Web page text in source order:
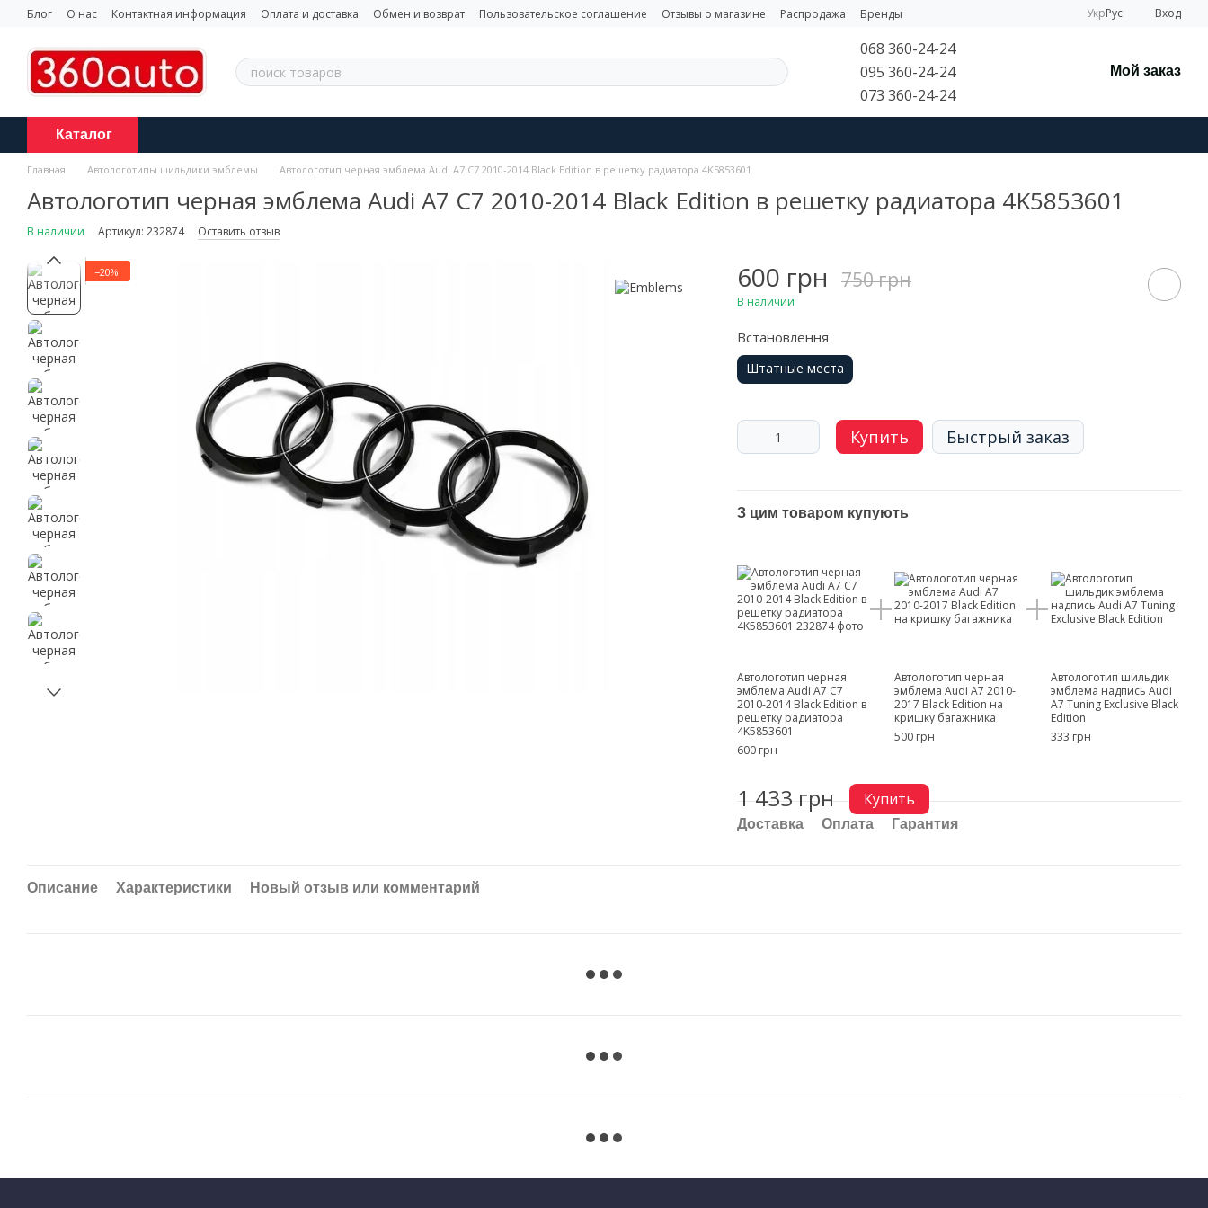
Перейти к основному контенту
Блог О нас Контактная информация Оплата и доставка Обмен и возврат Пользовательское соглашение Отзывы о магазине Распродажа Бренды УкрРус Вход
068 360-24-24
095 360-24-24
073 360-24-24
Мой заказ
Каталог
Главная Автологотипы шильдики эмблемы Автологотип черная эмблема Audi A7 C7 2010-2014 Black Edition в решетку радиатора 4K5853601
Автологотип черная эмблема Audi A7 C7 2010-2014 Black Edition в решетку радиатора 4K5853601
В наличии Артикул: 232874 Оставить отзыв
−20% 600 грн 750 грн
В наличии
Встановлення
Штатные места
Купить Быстрый заказ
З цим товаром купують
Автологотип черная
эмблема Audi A7 C7
2010-2014 Black Edition в
решетку радиатора
4K5853601
600 грн
Автологотип черная
эмблема Audi A7 2010-
2017 Black Edition на
кришку багажника
500 грн
Автологотип шильдик
эмблема надпись Audi
A7 Tuning Exclusive Black
Edition
333 грн
1 433 грн Купить
Доставка Оплата Гарантия
Описание Характеристики Новый отзыв или комментарий